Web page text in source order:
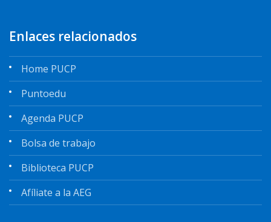
Enlaces relacionados
Home PUCP
Puntoedu
Agenda PUCP
Bolsa de trabajo
Biblioteca PUCP
Afíliate a la AEG